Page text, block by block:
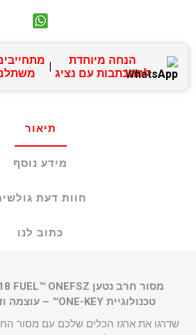
הנחה מיוחדת
להתכתבות עם נציג
תיאור
מידע נוסף
חוות דעת
כתוב לנו
טכנולוגיית ONE-KEY™ – עוצמה ודיוק ללא פשרות